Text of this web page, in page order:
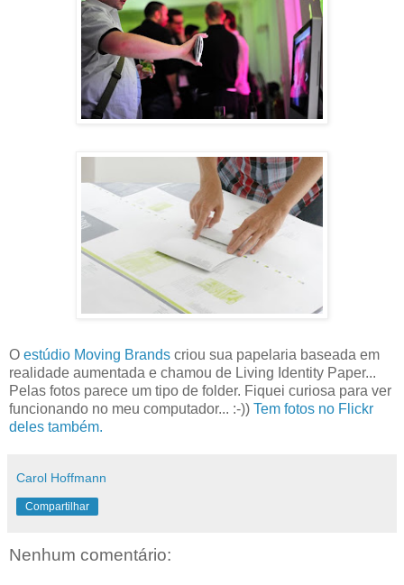
O estúdio Moving Brands criou sua papelaria baseada em
realidade aumentada e chamou de Living Identity Paper...
Pelas fotos parece um tipo de folder. Fiquei curiosa para ver
funcionando no meu computador... :-)) Tem fotos no Flickr
deles também.
Carol Hoffmann
Compartilhar
Nenhum comentário: